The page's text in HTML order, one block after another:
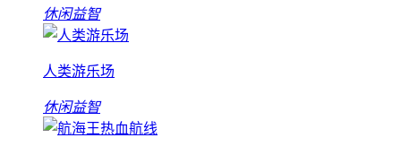
休闲益智
人类游乐场
休闲益智